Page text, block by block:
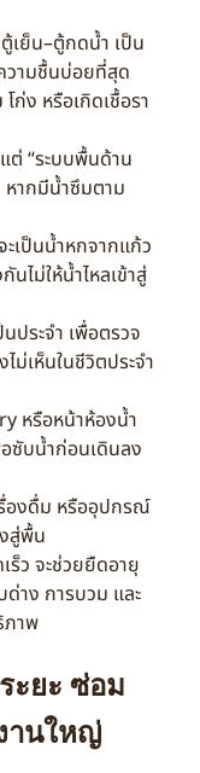
เย็น–ตู้กดน้ำ เป็น
วามชื้นบ่อยที่สุด
ก่ง หรือเกิดเชื้อรา
ต่ “ระบบพื้นด้าน
หากมีน้ำซึมตาม
เป็นน้ำหกจากแก้ว
ไม่ให้น้ำไหลเข้าสู่
ประจำ เพื่อตรวจ
ม่เห็นในชีวิตประจำ
หรือหน้าห้องน้ำ
ซับน้ำก่อนเดินลง
รื่องดื่ม หรืออุปกรณ์
สู่พื้น
ร็ว จะช่วยยืดอายุ
าง การบวม และ
ภาพ
ะยะ ซ่อม
านใหญ่